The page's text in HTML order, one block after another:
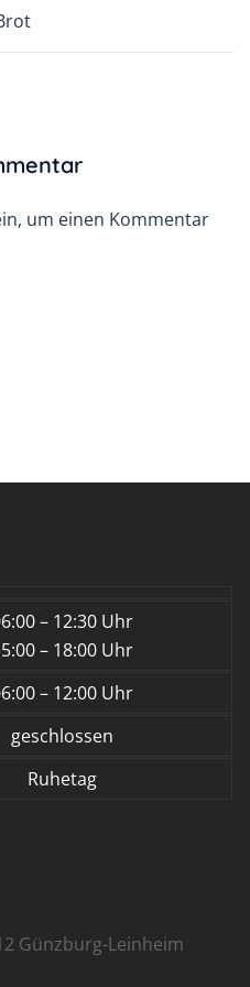
um einen Kommentar
– 12:30 Uhr
– 18:00 Uhr
– 12:00 Uhr
geschlossen
Ruhetag
Günzburg-Leinheim